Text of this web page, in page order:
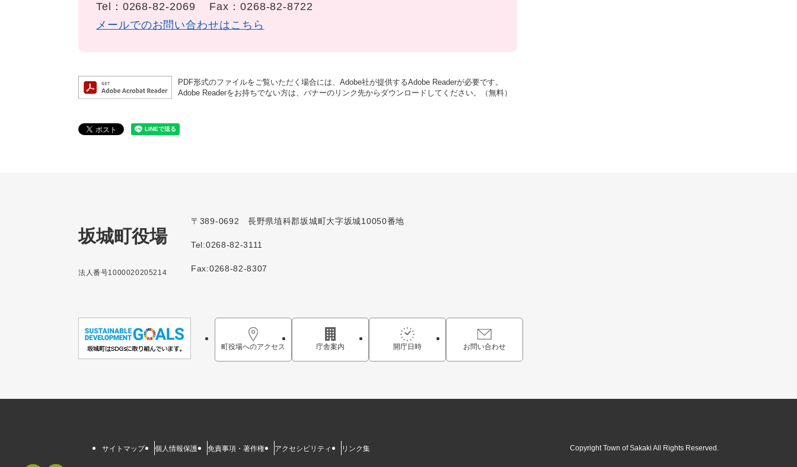
Tel：0268-82-2069
Fax：0268-82-8722
メールでのお問い合わせはこちら
PDF形式のファイルをご覧いただく場合には、Adobe社が提供するAdobe Readerが必要です。
Adobe Readerをお持ちでない方は、バナーのリンク先からダウンロードしてください。（無料）
坂城町役場
法人番号1000020205214
〒389-0692 長野県埴科郡坂城町大字坂城10050番地
Tel:0268-82-3111
Fax:0268-82-8307
町役場へのアクセス 庁舎案内 開庁日時 お問い合わせ
サイトマップ 個人情報保護 免責事項・著作権 アクセシビリティ リンク集 Copyright Town of Sakaki All Rights Reserved.